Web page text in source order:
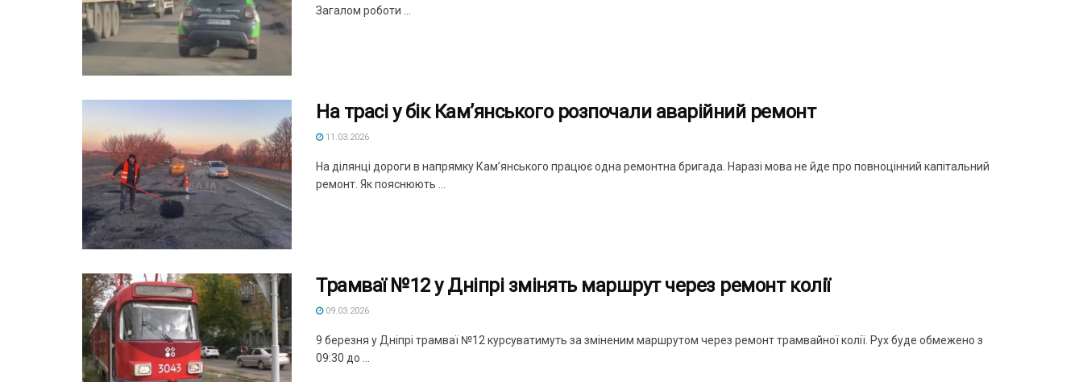
Загалом роботи ...
На трасі у бік Кам’янського розпочали аварійний ремонт
11.03.2026
На ділянці дороги в напрямку Кам’янського працює одна ремонтна бригада. Наразі мова не йде про повноцінний капітальний
ремонт. Як пояснюють ...
Трамваї №12 у Дніпрі змінять маршрут через ремонт колії
09.03.2026
9 березня у Дніпрі трамваї №12 курсуватимуть за зміненим маршрутом через ремонт трамвайної колії. Рух буде обмежено з
09:30 до ...